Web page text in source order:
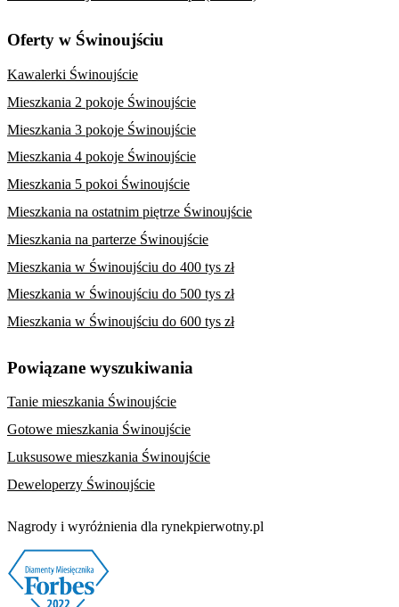
Oferty w Świnoujściu
Kawalerki Świnoujście
Mieszkania 2 pokoje Świnoujście
Mieszkania 3 pokoje Świnoujście
Mieszkania 4 pokoje Świnoujście
Mieszkania 5 pokoi Świnoujście
Mieszkania na ostatnim piętrze Świnoujście
Mieszkania na parterze Świnoujście
Mieszkania w Świnoujściu do 400 tys zł
Mieszkania w Świnoujściu do 500 tys zł
Mieszkania w Świnoujściu do 600 tys zł
Powiązane wyszukiwania
Tanie mieszkania Świnoujście
Gotowe mieszkania Świnoujście
Luksusowe mieszkania Świnoujście
Deweloperzy Świnoujście
Nagrody i wyróżnienia dla rynekpierwotny.pl